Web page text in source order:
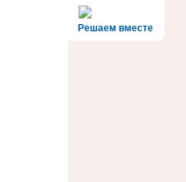
Решаем вместе